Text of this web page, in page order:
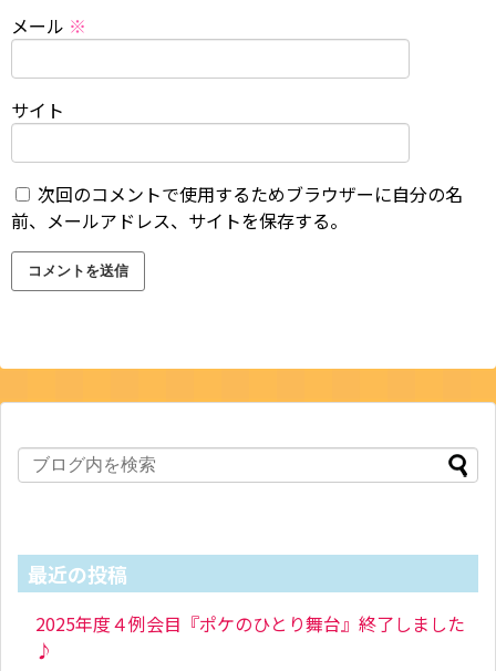
メール ※
サイト
次回のコメントで使用するためブラウザーに自分の名
前、メールアドレス、サイトを保存する。
最近の投稿
2025年度４例会目『ポケのひとり舞台』終了しました
♪